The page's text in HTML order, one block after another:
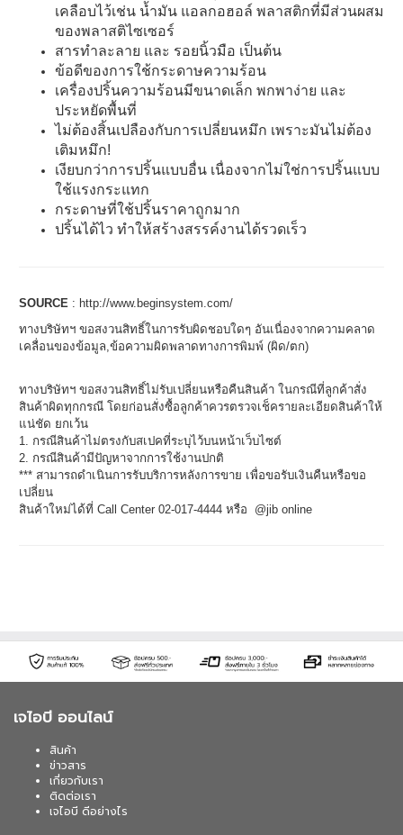
เคลือบไว้เช่น น้ำมัน แอลกอฮอล์ พลาสติกที่มีส่วนผสม
ของพลาสติไซเซอร์
สารทำละลาย และ รอยนิ้วมือ เป็นต้น
ข้อดีของการใช้กระดาษความร้อน
เครื่องปริ้นความร้อนมีขนาดเล็ก พกพาง่าย และ
ประหยัดพื้นที่
ไม่ต้องสิ้นเปลืองกับการเปลี่ยนหมึก เพราะมันไม่ต้อง
เติมหมึก!
เงียบกว่าการปริ้นแบบอื่น เนื่องจากไม่ใช่การปริ้นแบบ
ใช้แรงกระแทก
กระดาษที่ใช้ปริ้นราคาถูกมาก
ปริ้นได้ไว ทำให้สร้างสรรค์งานได้รวดเร็ว
SOURCE : http://www.beginsystem.com/
ทางบริษัทฯ ขอสงวนสิทธิ์ในการรับผิดชอบใดๆ อันเนื่องจากความคลาด
เคลื่อนของข้อมูล,ข้อความผิดพลาดทางการพิมพ์ (ผิด/ตก)
ทางบริษัทฯ ขอสงวนสิทธิ์ไม่รับเปลี่ยนหรือคืนสินค้า ในกรณีที่ลูกค้าสั่ง
สินค้าผิดทุกกรณี โดยก่อนสั่งซื้อลูกค้าควรตรวจเช็ครายละเอียดสินค้าให้
แน่ชัด ยกเว้น
1. กรณีสินค้าไม่ตรงกับสเปคที่ระบุไว้บนหน้าเว็บไซต์
2. กรณีสินค้ามีปัญหาจากการใช้งานปกติ
*** สามารถดำเนินการรับบริการหลังการขาย เพื่อขอรับเงินคืนหรือขอ
เปลี่ยน
สินค้าใหม่ได้ที่ Call Center 02-017-4444 หรือ @jib online
เจไอบี ออนไลน์
สินค้า
ข่าวสาร
เกี่ยวกับเรา
ติดต่อเรา
เจไอบี ดีอย่างไร